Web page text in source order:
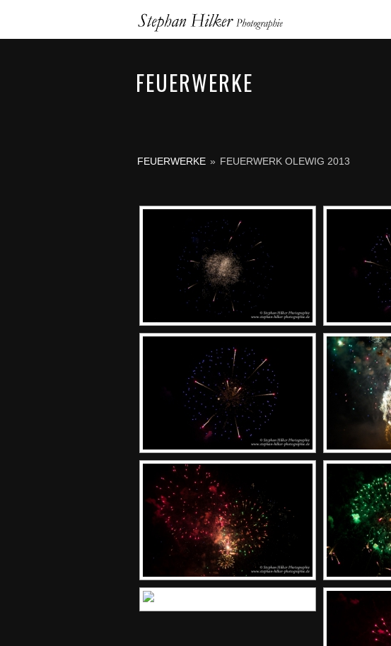
FEUERWERKE
FEUERWERKE » FEUERWERK OLEWIG 2013